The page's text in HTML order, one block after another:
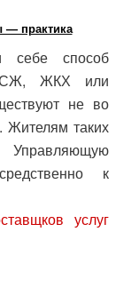
— практика
себе способ
ЖКХ или
не во
Жителям таких
Управляющую
к
услуг